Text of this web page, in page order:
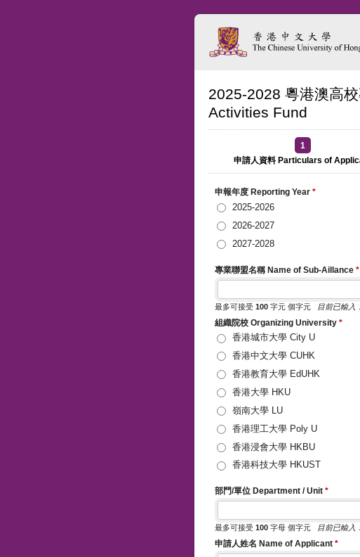
2025-2028 粵港澳高
Activities Fund
1
申請人資料 Particulars of
申報年度 Reporting Year *
2025-2026
2026-2027
2027-2028
專業聯盟名稱 Name of Sub-Aillance *
最多可接受 100 字元 個字元 目前已輸入
組織院校 Organizing University *
香港城市大學 City U
香港中文大學 CUHK
香港教育大學 EdUHK
香港大學 HKU
嶺南大學 LU
香港理工大學 Poly U
香港浸會大學 HKBU
香港科技大學 HKUST
部門/單位 Department / Unit *
最多可接受 100 字母 個字元 目前已輸入
申請人姓名 Name of Applicant *